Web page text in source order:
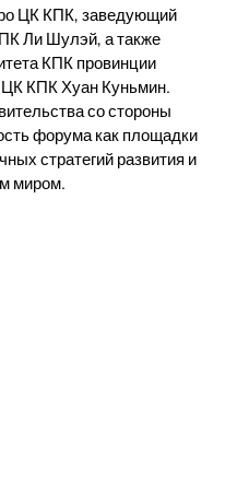
ЦК КПК, заведующий
Ли Шулэй, а также
КПК провинции
КПК Хуан Куньмин.
со стороны
форума как площадки
стратегий развития и
миром.